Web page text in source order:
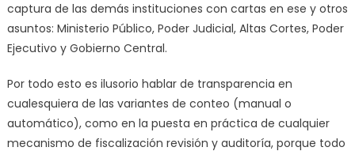
captura de las demás instituciones con cartas en ese y otros
asuntos: Ministerio Público, Poder Judicial, Altas Cortes, Poder
Ejecutivo y Gobierno Central.
Por todo esto es ilusorio hablar de transparencia en
cualesquiera de las variantes de conteo (manual o
automático), como en la puesta en práctica de cualquier
mecanismo de fiscalización revisión y auditoría, porque todo